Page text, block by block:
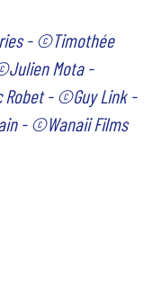
vidéos :
Mota -
- ©Guy Link -
- ©Wanaii Films